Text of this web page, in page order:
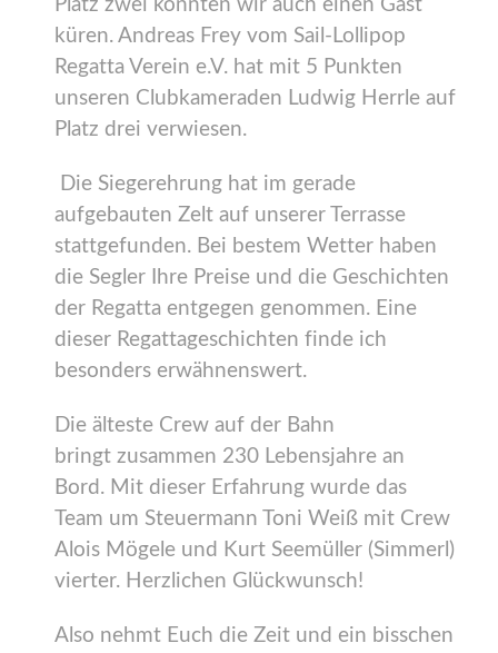
Platz zwei konnten wir auch einen Gast
küren. Andreas Frey vom Sail-Lollipop
Regatta Verein e.V. hat mit 5 Punkten
unseren Clubkameraden Ludwig Herrle auf
Platz drei verwiesen.
Die Siegerehrung hat im gerade
aufgebauten Zelt auf unserer Terrasse
stattgefunden. Bei bestem Wetter haben
die Segler Ihre Preise und die Geschichten
der Regatta entgegen genommen. Eine
dieser Regattageschichten finde ich
besonders erwähnenswert.
Die älteste Crew auf der Bahn
bringt zusammen 230 Lebensjahre an
Bord. Mit dieser Erfahrung wurde das
Team um Steuermann Toni Weiß mit Crew
Alois Mögele und Kurt Seemüller (Simmerl)
vierter. Herzlichen Glückwunsch!
Also nehmt Euch die Zeit und ein bisschen